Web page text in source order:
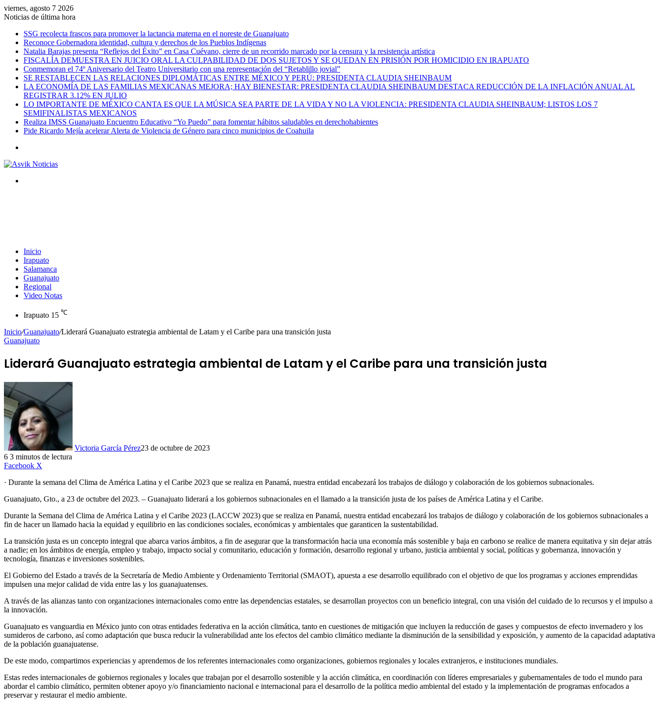
viernes, agosto 7 2026
Noticias de última hora
SSG recolecta frascos para promover la lactancia materna en el noreste de Guanajuato
Reconoce Gobernadora identidad, cultura y derechos de los Pueblos Indígenas
Natalia Barajas presenta “Reflejos del Éxito” en Casa Cuévano, cierre de un recorrido marcado por la censura y la resistencia artística
FISCALÍA DEMUESTRA EN JUICIO ORAL LA CULPABILIDAD DE DOS SUJETOS Y SE QUEDAN EN PRISIÓN POR HOMICIDIO EN IRAPUATO
Conmemoran el 74º Aniversario del Teatro Universitario con una representación del “Retablillo jovial”
SE RESTABLECEN LAS RELACIONES DIPLOMÁTICAS ENTRE MÉXICO Y PERÚ: PRESIDENTA CLAUDIA SHEINBAUM
LA ECONOMÍA DE LAS FAMILIAS MEXICANAS MEJORA; HAY BIENESTAR: PRESIDENTA CLAUDIA SHEINBAUM DESTACA REDUCCIÓN DE LA INFLACIÓN ANUAL AL
REGISTRAR 3.12% EN JULIO
LO IMPORTANTE DE MÉXICO CANTA ES QUE LA MÚSICA SEA PARTE DE LA VIDA Y NO LA VIOLENCIA: PRESIDENTA CLAUDIA SHEINBAUM; LISTOS LOS 7
SEMIFINALISTAS MEXICANOS
Realiza IMSS Guanajuato Encuentro Educativo “Yo Puedo” para fomentar hábitos saludables en derechohabientes
Pide Ricardo Mejía acelerar Alerta de Violencia de Género para cinco municipios de Coahuila
Inicio
Irapuato
Salamanca
Guanajuato
Regional
Video Notas
Irapuato 15 ℃
Inicio/Guanajuato/Liderará Guanajuato estrategia ambiental de Latam y el Caribe para una transición justa
Guanajuato
Liderará Guanajuato estrategia ambiental de Latam y el Caribe para una transición justa
Victoria García Pérez23 de octubre de 2023
6 3 minutos de lectura
Facebook X
· Durante la semana del Clima de América Latina y el Caribe 2023 que se realiza en Panamá, nuestra entidad encabezará los trabajos de diálogo y colaboración de los gobiernos subnacionales.
Guanajuato, Gto., a 23 de octubre del 2023. – Guanajuato liderará a los gobiernos subnacionales en el llamado a la transición justa de los países de América Latina y el Caribe.
Durante la Semana del Clima de América Latina y el Caribe 2023 (LACCW 2023) que se realiza en Panamá, nuestra entidad encabezará los trabajos de diálogo y colaboración de los gobiernos subnacionales a
fin de hacer un llamado hacia la equidad y equilibrio en las condiciones sociales, económicas y ambientales que garanticen la sustentabilidad.
La transición justa es un concepto integral que abarca varios ámbitos, a fin de asegurar que la transformación hacia una economía más sostenible y baja en carbono se realice de manera equitativa y sin dejar atrás
a nadie; en los ámbitos de energía, empleo y trabajo, impacto social y comunitario, educación y formación, desarrollo regional y urbano, justicia ambiental y social, políticas y gobernanza, innovación y
tecnología, finanzas e inversiones sostenibles.
El Gobierno del Estado a través de la Secretaría de Medio Ambiente y Ordenamiento Territorial (SMAOT), apuesta a ese desarrollo equilibrado con el objetivo de que los programas y acciones emprendidas
impulsen una mejor calidad de vida entre las y los guanajuatenses.
A través de las alianzas tanto con organizaciones internacionales como entre las dependencias estatales, se desarrollan proyectos con un beneficio integral, con una visión del cuidado de lo recursos y el impulso a
la innovación.
Guanajuato es vanguardia en México junto con otras entidades federativa en la acción climática, tanto en cuestiones de mitigación que incluyen la reducción de gases y compuestos de efecto invernadero y los
sumideros de carbono, así como adaptación que busca reducir la vulnerabilidad ante los efectos del cambio climático mediante la disminución de la sensibilidad y exposición, y aumento de la capacidad adaptativa
de la población guanajuatense.
De este modo, compartimos experiencias y aprendemos de los referentes internacionales como organizaciones, gobiernos regionales y locales extranjeros, e instituciones mundiales.
Estas redes internacionales de gobiernos regionales y locales que trabajan por el desarrollo sostenible y la acción climática, en coordinación con líderes empresariales y gubernamentales de todo el mundo para
abordar el cambio climático, permiten obtener apoyo y/o financiamiento nacional e internacional para el desarrollo de la política medio ambiental del estado y la implementación de programas enfocados a
preservar y restaurar el medio ambiente.